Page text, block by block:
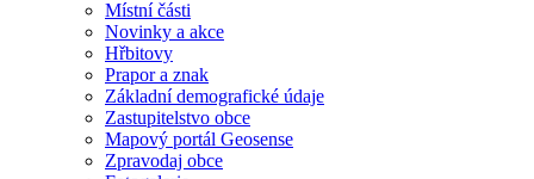
Místní části
Novinky a akce
Hřbitovy
Prapor a znak
Základní demografické údaje
Zastupitelstvo obce
Mapový portál Geosense
Zpravodaj obce